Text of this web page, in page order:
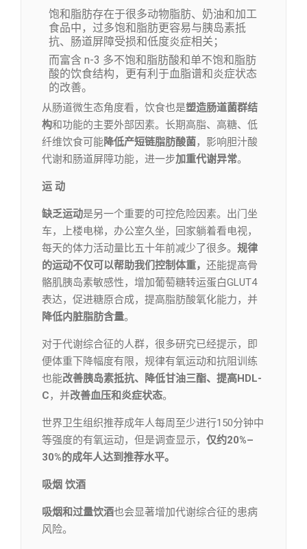
饱和脂肪存在于很多动物脂肪、奶油和加工
食品中，过多饱和脂肪更容易与胰岛素抵
抗、肠道屏障受损和低度炎症相关；
而富含 n-3 多不饱和脂肪酸和单不饱和脂肪
酸的饮食结构，更有利于血脂谱和炎症状态
的改善。
从肠道微生态角度看，饮食也是塑造肠道菌群结
构和功能的主要外部因素。长期高脂、高糖、低
纤维饮食可能降低产短链脂肪酸菌，影响胆汁酸
代谢和肠道屏障功能，进一步加重代谢异常。
运 动
缺乏运动是另一个重要的可控危险因素。出门坐
车，上楼电梯，办公室久坐，回家躺着看电视，
每天的体力活动量比五十年前减少了很多。 规律
的运动不仅可以帮助我们控制体重， 还能提高骨
骼肌胰岛素敏感性，增加葡萄糖转运蛋白GLUT4
表达，促进糖原合成，提高脂肪酸氧化能力，并
降低内脏脂肪含量。
对于代谢综合征的人群，很多研究已经提示，即
便体重下降幅度有限，规律有氧运动和抗阻训练
也能改善胰岛素抵抗、降低甘油三酯、提高HDL-
C，并改善血压和炎症状态。
世界卫生组织推荐成年人每周至少进行150分钟中
等强度的有氧运动，但是调查显示， 仅约20%–
30%的成年人达到推荐水平。
吸烟 饮酒
吸烟和过量饮酒也会显著增加代谢综合征的患病
风险。